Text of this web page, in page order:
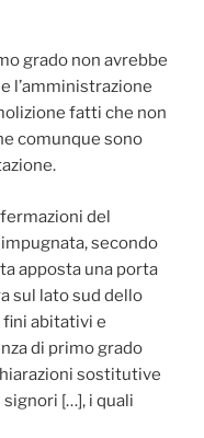
grado non avrebbe
l’amministrazione
fatti che non
comunque sono
del
secondo
apposta una porta
sul lato sud dello
abitativi e
di primo grado
sostitutive
[…], i quali